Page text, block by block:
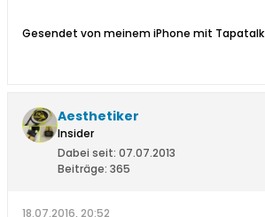
Gesendet von meinem iPhone mit Tapatalk
Aesthetiker
Insider
Dabei seit: 07.07.2013
Beiträge: 365
18.07.2016, 20:52